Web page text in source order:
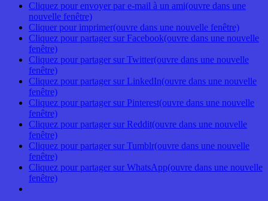
Cliquez pour envoyer par e-mail à un ami(ouvre dans une
nouvelle fenêtre)
Cliquer pour imprimer(ouvre dans une nouvelle fenêtre)
Cliquez pour partager sur Facebook(ouvre dans une nouvelle
fenêtre)
Cliquez pour partager sur Twitter(ouvre dans une nouvelle
fenêtre)
Cliquez pour partager sur LinkedIn(ouvre dans une nouvelle
fenêtre)
Cliquez pour partager sur Pinterest(ouvre dans une nouvelle
fenêtre)
Cliquez pour partager sur Reddit(ouvre dans une nouvelle
fenêtre)
Cliquez pour partager sur Tumblr(ouvre dans une nouvelle
fenêtre)
Cliquez pour partager sur WhatsApp(ouvre dans une nouvelle
fenêtre)